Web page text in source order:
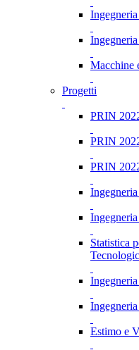
Macchine
Progetti
PRIN
PRIN
PRIN
Statistica
Estimo e